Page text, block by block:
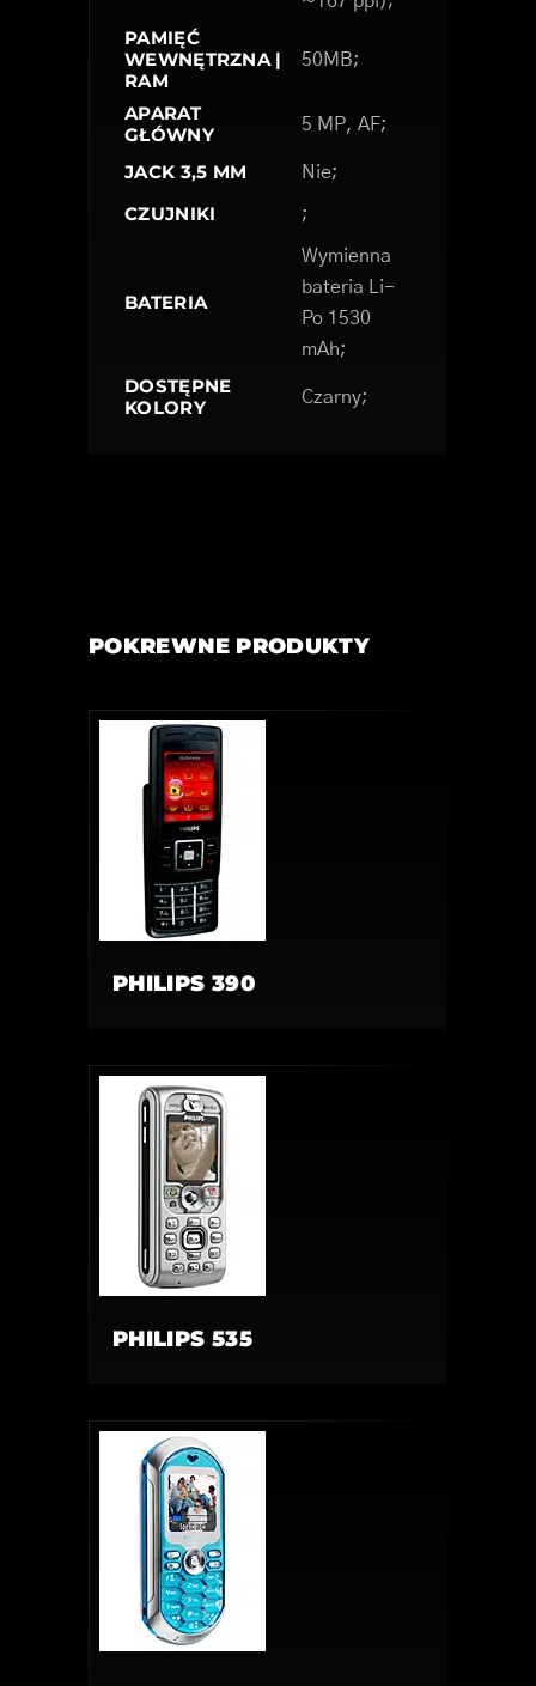
PAMIĘĆ
WEWNĘTRZNA |
RAM
50MB;
APARAT
GŁÓWNY
5 MP, AF;
JACK 3,5 MM Nie;
CZUJNIKI ;
BATERIA
Wymienna
bateria Li-
Po 1530
mAh;
DOSTĘPNE
KOLORY
Czarny;
POKREWNE PRODUKTY
PHILIPS 390
PHILIPS 535